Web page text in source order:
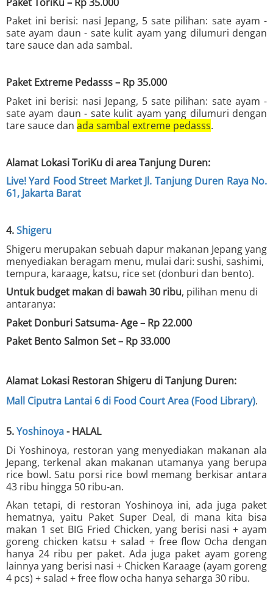
Paket ini berisi: nasi Jepang, 5 sate pilihan: sate ayam -
sate ayam daun - sate kulit ayam yang dilumuri dengan
tare sauce dan ada sambal.
Paket Extreme Pedasss – Rp 35.000
Paket ini berisi: nasi Jepang, 5 sate pilihan: sate ayam -
sate ayam daun - sate kulit ayam yang dilumuri dengan
tare sauce dan ada sambal extreme pedasss.
Alamat Lokasi ToriKu di area Tanjung Duren:
Live! Yard Food Street Market Jl. Tanjung Duren Raya No.
61, Jakarta Barat
4.Shigeru
Shigeru merupakan sebuah dapur makanan Jepang yang
menyediakan beragam menu, mulai dari: sushi, sashimi,
tempura, karaage, katsu, rice set (donburi dan bento).
Untuk budget makan di bawah 30 ribu, pilihan menu di
antaranya:
Paket Donburi Satsuma- Age – Rp 22.000
Paket Bento Salmon Set – Rp 33.000
Alamat Lokasi Restoran Shigeru di Tanjung Duren:
Mall Ciputra Lantai 6 di Food Court Area (Food Library).
5.Yoshinoya- HALAL
Di Yoshinoya, restoran yang menyediakan makanan ala
Jepang, terkenal akan makanan utamanya yang berupa
rice bowl. Satu porsi rice bowl memang berkisar antara
43 ribu hingga 50 ribu-an.
Akan tetapi, di restoran Yoshinoya ini, ada juga paket
hematnya, yaitu Paket Super Deal, di mana kita bisa
makan 1 set BIG Fried Chicken, yang berisi nasi + ayam
goreng chicken katsu + salad + free flow Ocha dengan
hanya 24 ribu per paket. Ada juga paket ayam goreng
lainnya yang berisi nasi + Chicken Karaage (ayam goreng
4 pcs) + salad + free flow ocha hanya seharga 30 ribu.